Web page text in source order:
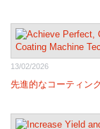
13/02/2026
先進的なコーティン